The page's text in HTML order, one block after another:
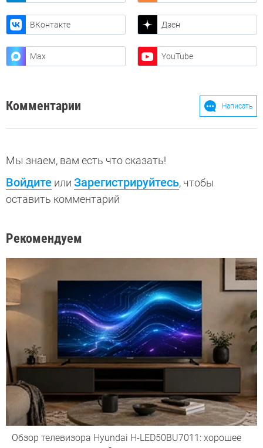
ВКонтакте Дзен
Max YouTube
Комментарии Написать
Мы знаем, вам есть что сказать!
Войдите или Зарегистрируйтесь, чтобы
оставить комментарий
Рекомендуем
Обзор телевизора Hyundai H-LED50BU7011: хорошее